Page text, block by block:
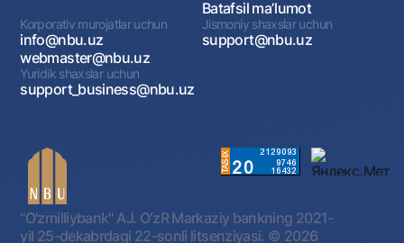
Batafsil maʼlumot
Korporativ murojatlar uchun
info@nbu.uz
webmaster@nbu.uz
Jismoniy shaxslar uchun
support@nbu.uz
Yuridik shaxslar uchun
support_business@nbu.uz
"O'zmilliybank" AJ. OʻzR Markaziy bankning 2021-
yil 25-dekabrdagi 22-sonli litsenziyasi. © 2026